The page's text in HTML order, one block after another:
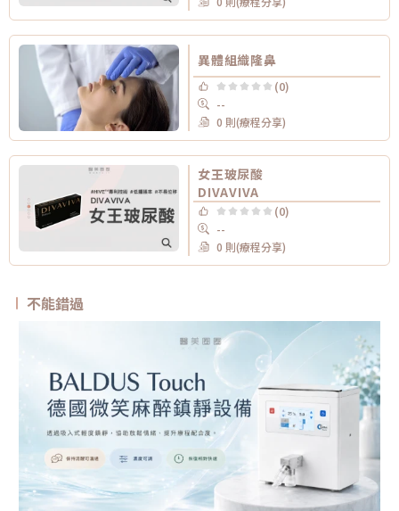
異體組織隆鼻
(0)
--
0 則(療程分享)
女王玻尿酸
DIVAVIVA
(0)
--
0 則(療程分享)
不能錯過